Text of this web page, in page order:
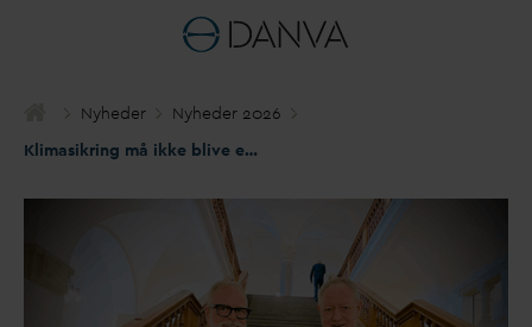
Nyheder
Nyheder 2026
Klimasikring må ikke blive et gør-det-selv-projekt